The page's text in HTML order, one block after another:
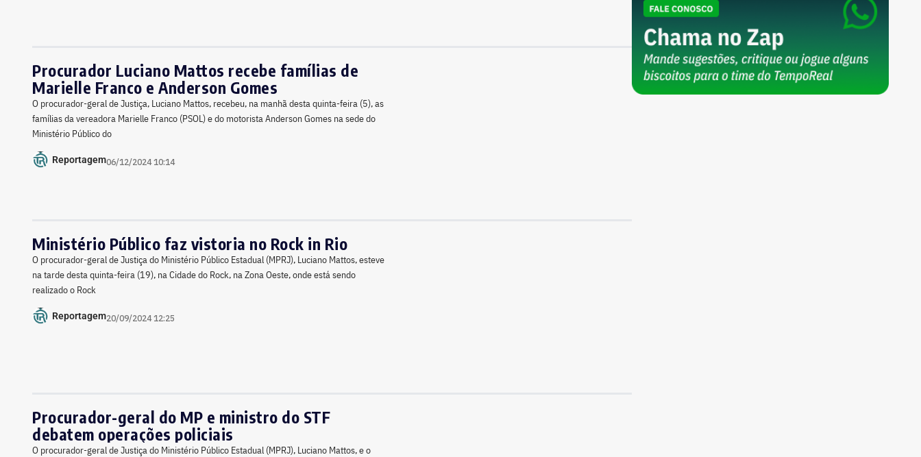
Procurador Luciano Mattos recebe famílias de
Marielle Franco e Anderson Gomes
O procurador-geral de Justiça, Luciano Mattos, recebeu, na manhã desta quinta-feira (5), as
famílias da vereadora Marielle Franco (PSOL) e do motorista Anderson Gomes na sede do
Ministério Público do
Reportagem06/12/2024 10:14
Ministério Público faz vistoria no Rock in Rio
O procurador-geral de Justiça do Ministério Público Estadual (MPRJ), Luciano Mattos, esteve
na tarde desta quinta-feira (19), na Cidade do Rock, na Zona Oeste, onde está sendo
realizado o Rock
Reportagem20/09/2024 12:25
Procurador-geral do MP e ministro do STF
debatem operações policiais
O procurador-geral de Justiça do Ministério Público Estadual (MPRJ), Luciano Mattos, e o